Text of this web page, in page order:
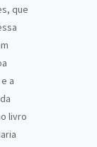
que
a
livro